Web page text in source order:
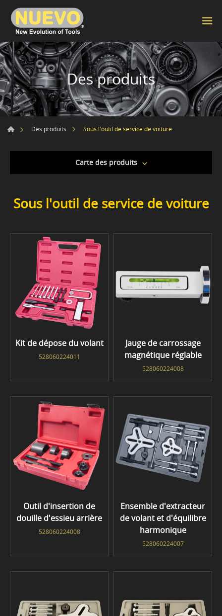
Des produits
Des produits Sous l'outil de service de voiture
Carte des produits
Sous l'outil de service de voiture
Kit de dépose du volant
528060224011
Jauge de carrossage
magnétique réglable
528060224008
Outil d'insertion de
douille d'essieu arrière
528060224008
Ensemble d'extracteur
de volant et d'équilibre
harmonique
528060224007